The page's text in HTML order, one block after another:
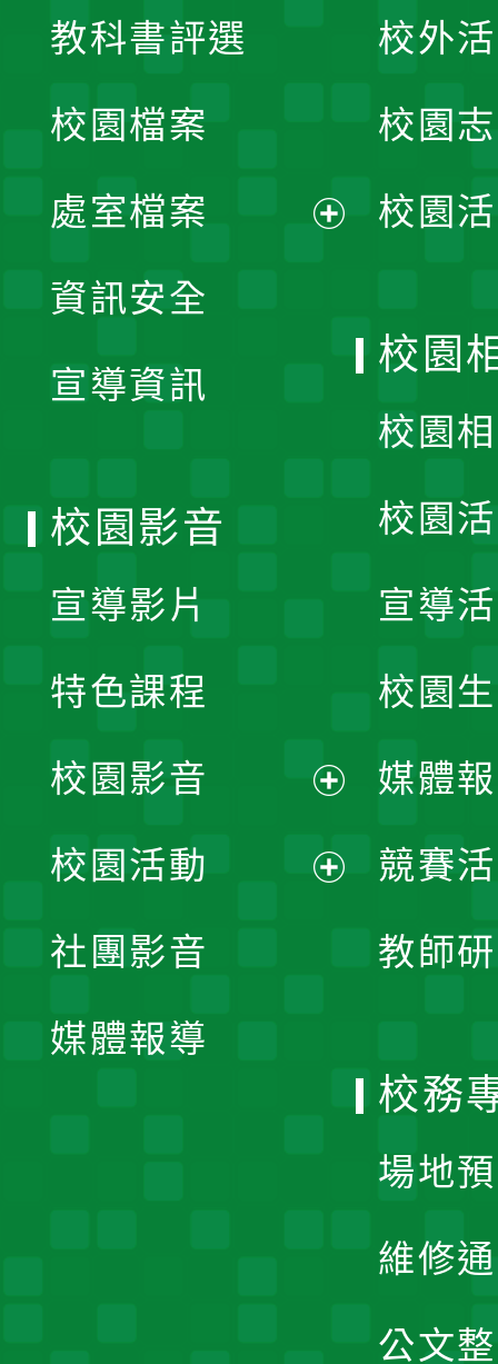
單
教科書評選
校園檔案
處室檔案
資訊安全
宣導資訊
校外
校園
校園
校園
校園
校園
宣導
校園
媒體
競賽
教師
校園影音
宣導影片
特色課程
校園影音
開
校園活動
社團影音
媒體報導
校務
場地
維修
公文